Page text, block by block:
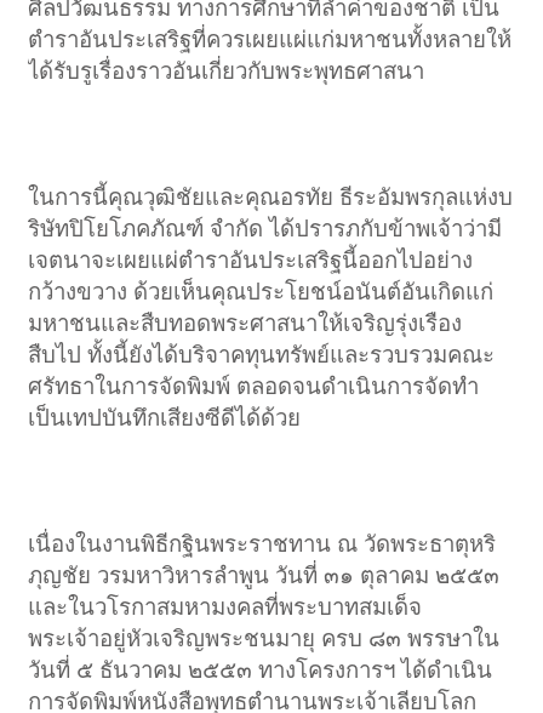
ศิลปวัฒนธรรม ทางการศึกษาที่ล้ำค่าของชาติ เป็น
ตำราอันประเสริฐที่ควรเผยแผ่แก่มหาชนทั้งหลายให้
ได้รับรูเรื่องราวอันเกี่ยวกับพระพุทธศาสนา​
ในการนี้คุณวุฒิชัยและคุณอรทัย ธีระอัมพรกุลแห่งบ
ริษัทปิโยโภคภัณฑ์ จำกัด ได้ปรารภกับข้าพเจ้าว่ามี
เจตนาจะเผยแผ่ตำราอันประเสริฐนี้ออกไปอย่าง
กว้างขวาง ด้วยเห็นคุณประโยชน์อนันต์อันเกิดแก่
มหาชนและสืบทอดพระศาสนาให้เจริญรุ่งเรือง
สืบไป ทั้งนี้ยังได้บริจาคทุนทรัพย์และรวบรวมคณะ
ศรัทธาในการจัดพิมพ์ ตลอดจนดำเนินการจัดทำ
เป็นเทปบันทึกเสียงซีดีได้ด้วย​
เนื่องในงานพิธีกฐินพระราชทาน ณ วัดพระธาตุหริ
ภุญชัย วรมหาวิหารลำพูน วันที่ ๓๑ ตุลาคม ๒๕๕๓
และในวโรกาสมหามงคลที่พระบาทสมเด็จ
พระเจ้าอยู่หัวเจริญพระชนมายุ ครบ ๘๓ พรรษาใน
วันที่ ๕ ธันวาคม ๒๕๕๓ ทางโครงการฯ ได้ดำเนิน
การจัดพิมพ์หนังสือพุทธตำนานพระเจ้าเลียบโลก